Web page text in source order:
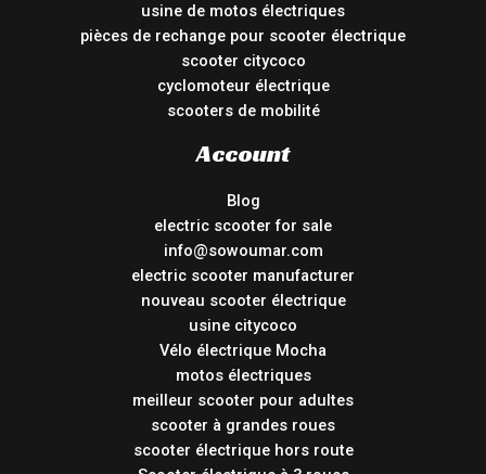
usine de motos électriques
pièces de rechange pour scooter électrique
scooter citycoco
cyclomoteur électrique
scooters de mobilité
Account
Blog
electric scooter for sale
info@sowoumar.com
electric scooter manufacturer
nouveau scooter électrique
usine citycoco
Vélo électrique Mocha
motos électriques
meilleur scooter pour adultes
scooter à grandes roues
scooter électrique hors route